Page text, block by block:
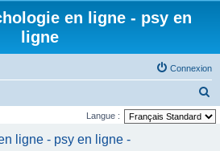
en ligne - psy en
ligne
Connexion
e
Langue :
ligne - psy en ligne -